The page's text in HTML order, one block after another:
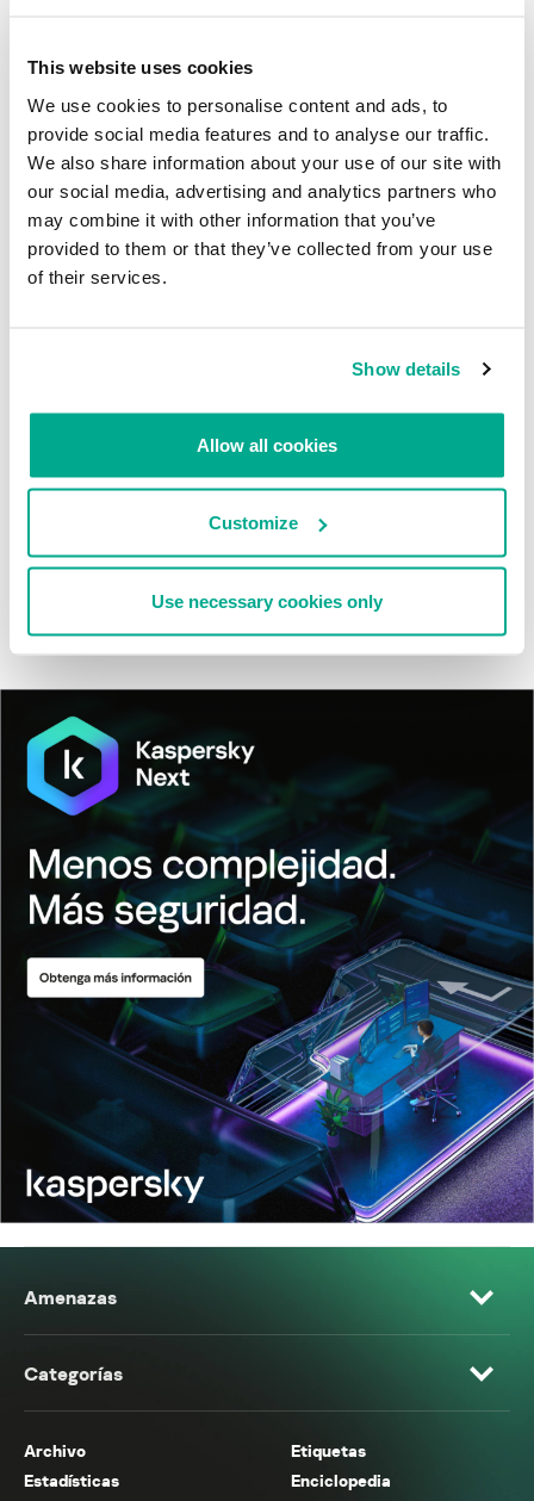
This website uses cookies
We use cookies to personalise content and ads, to
provide social media features and to analyse our traffic.
We also share information about your use of our site with
our social media, advertising and analytics partners who
may combine it with other information that you’ve
provided to them or that they’ve collected from your use
of their services.
Show details
Allow all cookies
Customize
Use necessary cookies only
BOLETÍN DE SEGURIDAD DE KASPERSKY
Kaspersky: Boletín de seguridad. Desarrollo de
las amenazas en 2008
INFORMES
del APT BlindEagle. Grupo que apunta a organizaciones e
América Latina.
Tácticas, técnicas y procedimientos (TTPs) de los grupos de
APT asiáticos modernos
MosaicRegressor: acechando en las sombras de UEFI
RevengeHotels: cibercrimen dirigido a recepciones de hotel
en todo el mundo
Amenazas
Categorías
Archivo
Etiquetas
Estadísticas
Enciclopedia